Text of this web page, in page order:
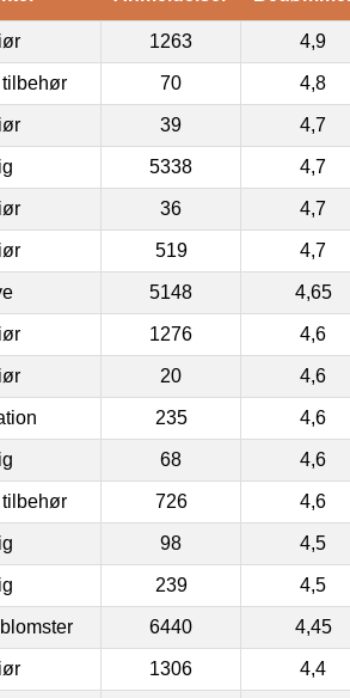
1263 4,9
70 4,8
39 4,7
5338 4,7
36 4,7
519 4,7
5148 4,65
1276 4,6
20 4,6
235 4,6
68 4,6
726 4,6
98 4,5
239 4,5
6440 4,45
1306 4,4